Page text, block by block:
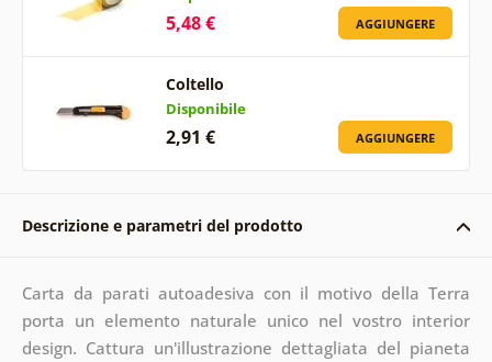
5,48 € AGGIUNGERE
Coltello
Disponibile
2,91 € AGGIUNGERE
Descrizione e parametri del prodotto
Carta da parati autoadesiva con il motivo della Terra
porta un elemento naturale unico nel vostro interior
design. Cattura un'illustrazione dettagliata del pianeta